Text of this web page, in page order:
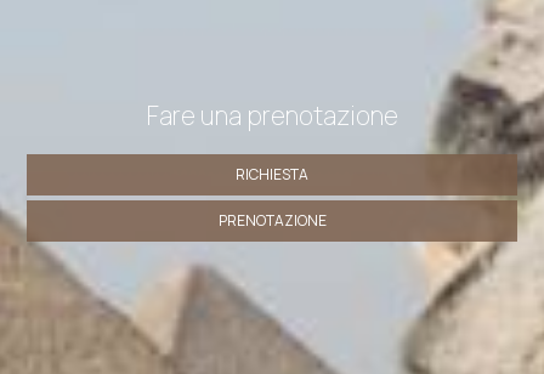
Fare una prenotazione
RICHIESTA
PRENOTAZIONE